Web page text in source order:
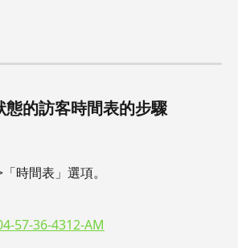
態的訪客時間表的步驟
時間表」選項。